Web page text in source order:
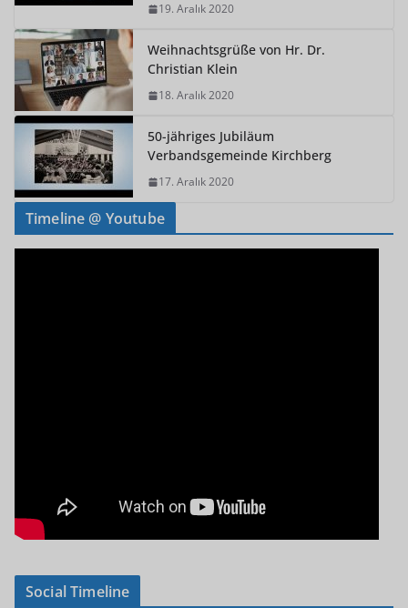
19. Aralık 2020
Weihnachtsgrüße von Hr. Dr.
Christian Klein
18. Aralık 2020
50-jähriges Jubiläum
Verbandsgemeinde Kirchberg
17. Aralık 2020
Timeline @ Youtube
Social Timeline